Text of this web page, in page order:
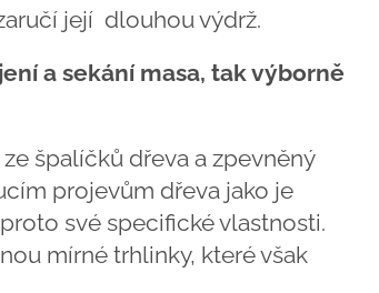
její dlouhou výdrž.
a sekání masa, tak výborně
špalíčků dřeva a zpevněný
projevům dřeva jako je
své specifické vlastnosti.
mírné trhlinky, které však